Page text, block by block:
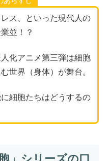
ス、といった現代人の
並！？
化アニメ第三弾は細胞
世界（身体）が舞台。
細胞たちはどうするの